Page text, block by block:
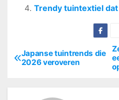
Trendy tuintextiel
BJapanse tuintrends die
2026 veroveren